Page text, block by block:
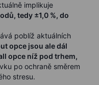
implikuje
tedy ±1,0 %, do
poblíž aktuálních
opce jsou ale dál
opce níž pod trhem,
po ochraně směrem
stresu.